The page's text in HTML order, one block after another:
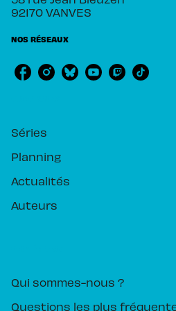
92170 VANVES
NOS RÉSEAUX
Séries
Planning
Actualités
Auteurs
Qui sommes-nous ?
Questions les plus